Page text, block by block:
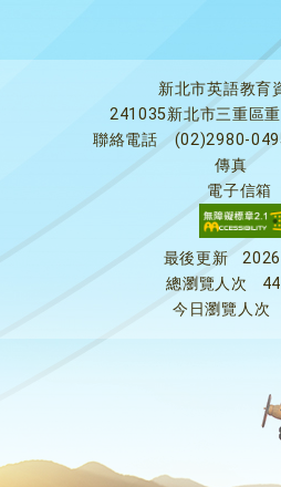
新北市英語教育
241035新北市三重區
聯絡電話
(02)2980-
傳真
電子信箱
最後更新
總瀏覽人次
今日瀏覽人次